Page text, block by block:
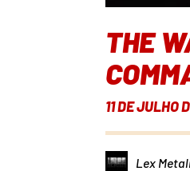
THE
11 DE JULHO
Lex